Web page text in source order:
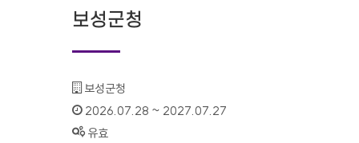
보성군청
기관명 :
보성군청
인증기간 :
2026.07.28 ~ 2027.07.27
상태 :
유효